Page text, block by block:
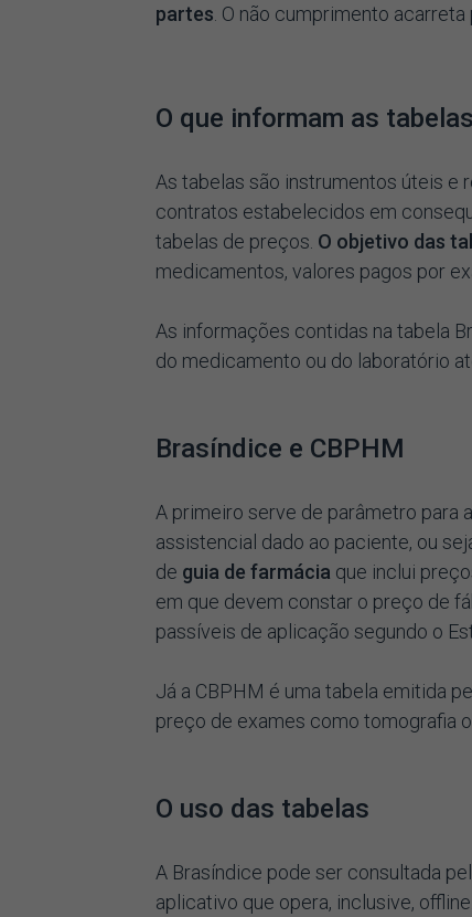
partes . O não cumprimento acarreta
O que informam as tabelas
As tabelas são instrumentos úteis e
contratos estabelecidos em
tabelas de preços. O objetivo das
medicamentos, valores pagos por
As informações contidas na tabela
do medicamento ou do laboratório
Brasíndice e CBPHM
A primeiro serve de parâmetro para
assistencial dado ao paciente, ou
de guia de farmácia que inclui
em que devem constar o preço de
passíveis de aplicação segundo o
Já a CBPHM é uma tabela emitida
preço de exames como tomografia
O uso das tabelas
A Brasíndice pode ser consultada
aplicativo que opera, inclusive, offline.